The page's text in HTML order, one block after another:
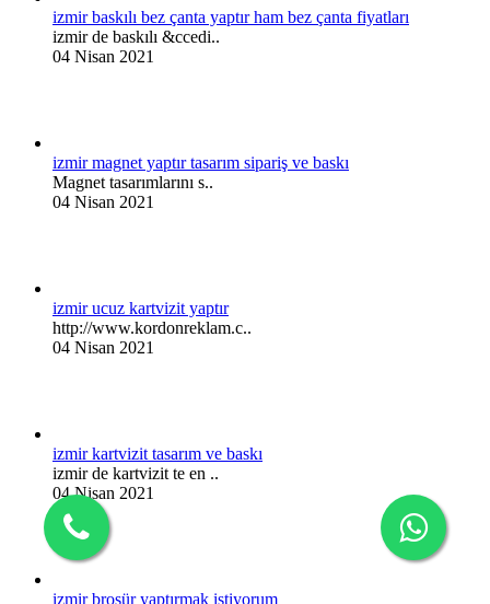
izmir baskılı bez çanta yaptır ham bez çanta fiyatları
izmir de baskılı &ccedi..
04 Nisan 2021
izmir magnet yaptır tasarım sipariş ve baskı
Magnet tasarımlarını s..
04 Nisan 2021
izmir ucuz kartvizit yaptır
http://www.kordonreklam.c..
04 Nisan 2021
izmir kartvizit tasarım ve baskı
izmir de kartvizit te en ..
04 Nisan 2021
izmir broşür yaptırmak istiyorum